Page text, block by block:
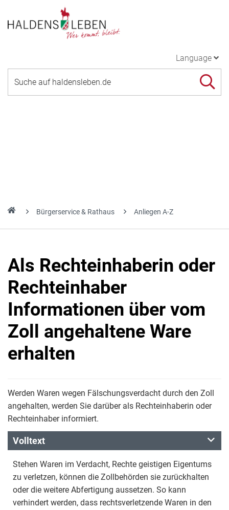
Language
Bürgerservice & Rathaus Anliegen A-Z
Als Rechteinhaberin oder
Rechteinhaber
Informationen über vom
Zoll angehaltene Ware
erhalten
Werden Waren wegen Fälschungsverdacht durch den Zoll
angehalten, werden Sie darüber als Rechteinhaberin oder
Rechteinhaber informiert.
Volltext
Stehen Waren im Verdacht, Rechte geistigen Eigentums
zu verletzen, können die Zollbehörden sie zurückhalten
oder die weitere Abfertigung aussetzen. So kann
verhindert werden, dass rechtsverletzende Waren in den